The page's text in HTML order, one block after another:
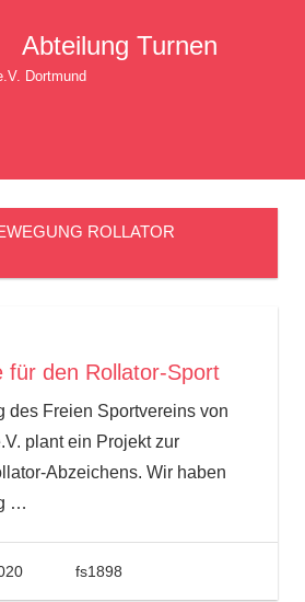
Abteilung Turnen
Dortmund
ROLLATOR
für den Rollator-Sport
des Freien Sportvereins von
plant ein Projekt zur
Abzeichens. Wir haben
…
fs1898